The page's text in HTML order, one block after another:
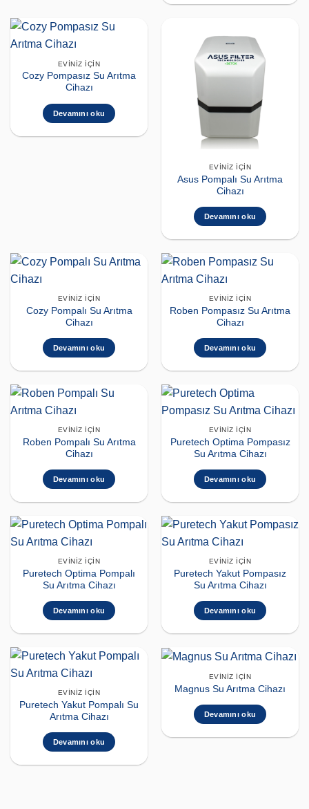
EVINIZ İÇIN
Cozy Pompasız Su Arıtma
Cihazı
Devamını oku
EVINIZ İÇIN
Asus Pompalı Su Arıtma
Cihazı
Devamını oku
EVINIZ İÇIN
Cozy Pompalı Su Arıtma
Cihazı
Devamını oku
EVINIZ İÇIN
Roben Pompasız Su Arıtma
Cihazı
Devamını oku
EVINIZ İÇIN
Roben Pompalı Su Arıtma
Cihazı
Devamını oku
EVINIZ İÇIN
Puretech Optima Pompasız
Su Arıtma Cihazı
Devamını oku
EVINIZ İÇIN
Puretech Optima Pompalı
Su Arıtma Cihazı
Devamını oku
EVINIZ İÇIN
Puretech Yakut Pompasız
Su Arıtma Cihazı
Devamını oku
EVINIZ İÇIN
Puretech Yakut Pompalı Su
Arıtma Cihazı
Devamını oku
EVINIZ İÇIN
Magnus Su Arıtma Cihazı
Devamını oku